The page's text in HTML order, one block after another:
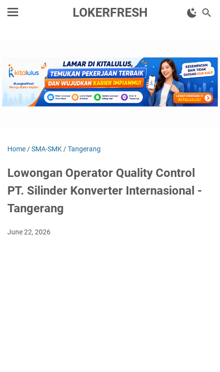
LOKERFRESH
Home /SMA-SMK /Tangerang
Lowongan Operator Quality Control
PT. Silinder Konverter Internasional -
Tangerang
June 22, 2026